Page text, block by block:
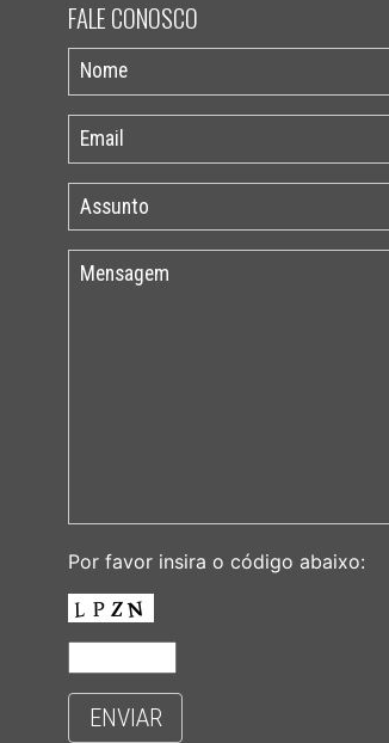
FALE CONOSCO
Por favor insira o código abaixo:
ENVIAR